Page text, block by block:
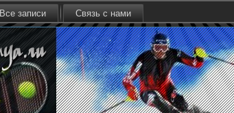
Все записи Связь с нами